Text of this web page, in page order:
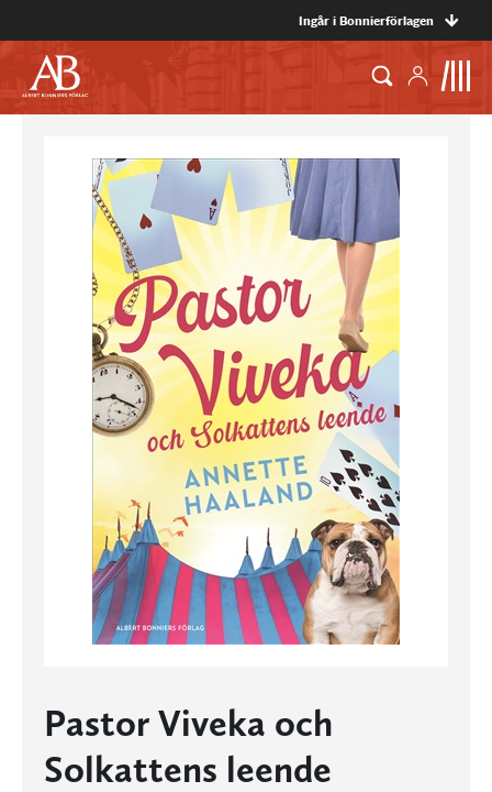
Ingår i Bonnierförlagen
Pastor Viveka och
Solkattens leende